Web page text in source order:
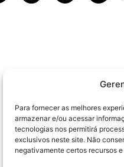
Para fornecer as melhores
armazenar e/ou acessar
tecnologias nos permitirá
exclusivos neste site. Não
negativamente certos recursos